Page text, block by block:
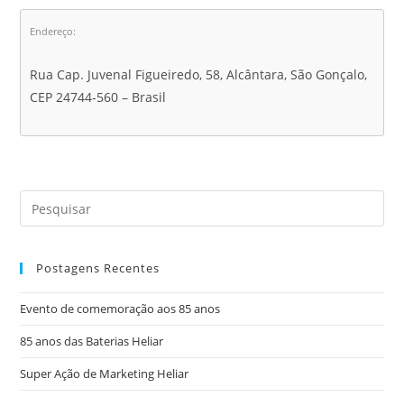
Endereço:
Rua Cap. Juvenal Figueiredo, 58, Alcântara, São Gonçalo,
CEP 24744-560 – Brasil
Postagens Recentes
Evento de comemoração aos 85 anos
85 anos das Baterias Heliar
Super Ação de Marketing Heliar